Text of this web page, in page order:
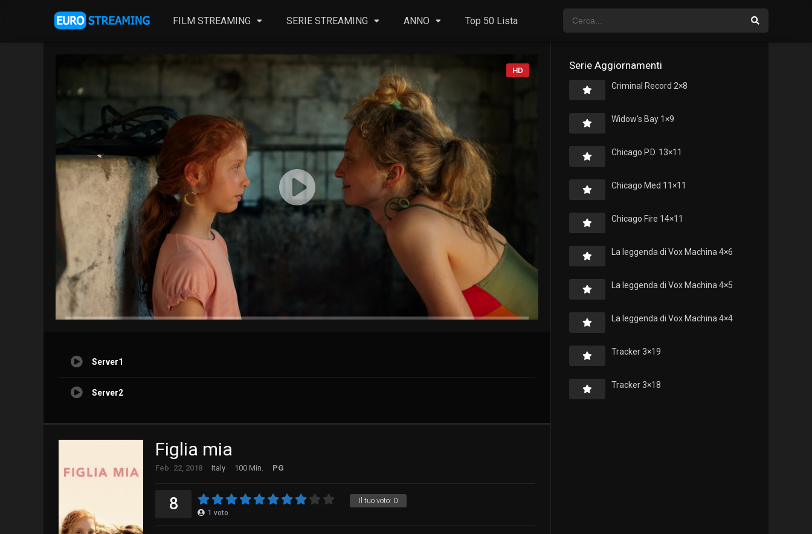
FILM STREAMING SERIE STREAMING ANNO Top 50 Lista
HD
Server1
Server2
Figlia mia
Feb. 22, 2018 Italy 100 Min. PG
Il tuo voto: 0
8 1 voto
Serie Aggiornamenti
Criminal Record 2×8
Widow’s Bay 1×9
Chicago P.D. 13×11
Chicago Med 11×11
Chicago Fire 14×11
La leggenda di Vox Machina 4×6
La leggenda di Vox Machina 4×5
La leggenda di Vox Machina 4×4
Tracker 3×19
Tracker 3×18